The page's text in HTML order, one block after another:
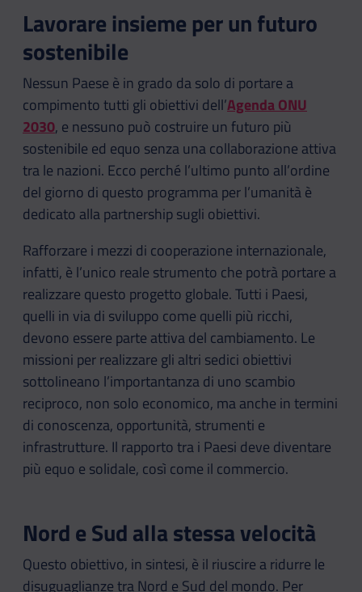
Lavorare insieme per un futuro
sostenibile
Nessun Paese è in grado da solo di portare a
compimento tutti gli obiettivi dell’Agenda ONU
2030, e nessuno può costruire un futuro più
sostenibile ed equo senza una collaborazione attiva
tra le nazioni. Ecco perché l’ultimo punto all’ordine
del giorno di questo programma per l’umanità è
dedicato alla partnership sugli obiettivi.
Rafforzare i mezzi di cooperazione internazionale,
infatti, è l’unico reale strumento che potrà portare a
realizzare questo progetto globale. Tutti i Paesi,
quelli in via di sviluppo come quelli più ricchi,
devono essere parte attiva del cambiamento. Le
missioni per realizzare gli altri sedici obiettivi
sottolineano l’importantanza di uno scambio
reciproco, non solo economico, ma anche in termini
di conoscenza, opportunità, strumenti e
infrastrutture. Il rapporto tra i Paesi deve diventare
più equo e solidale, così come il commercio.
Nord e Sud alla stessa velocità
Questo obiettivo, in sintesi, è il riuscire a ridurre le
disuguaglianze tra Nord e Sud del mondo. Per